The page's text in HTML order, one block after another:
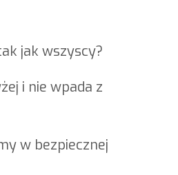
jak wszyscy?
i nie wpada z
w bezpiecznej